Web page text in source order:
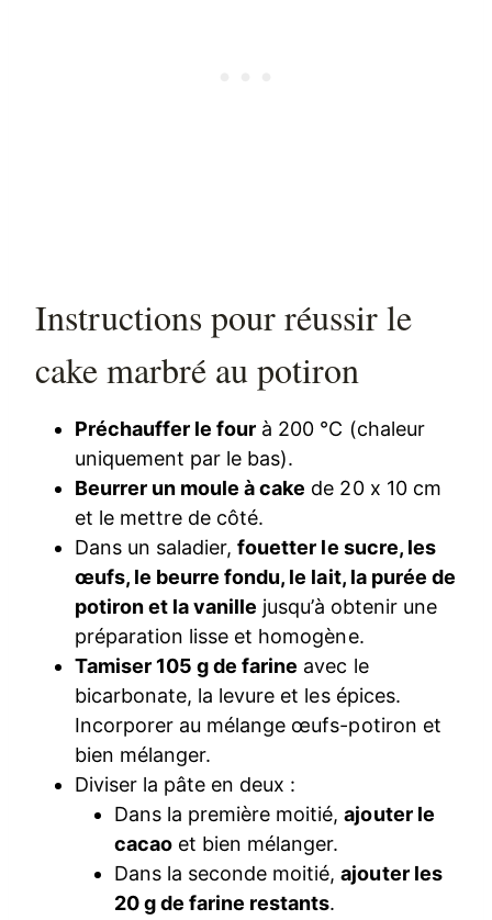
Instructions pour réussir le
cake marbré au potiron
Préchauffer le four à 200 °C (chaleur
uniquement par le bas).
Beurrer un moule à cake de 20 x 10 cm
et le mettre de côté.
Dans un saladier,fouetter le sucre, les
œufs, le beurre fondu, le lait, la purée de
potiron et la vanille jusqu’à obtenir une
préparation lisse et homogène.
Tamiser 105 g de farine avec le
bicarbonate, la levure et les épices.
Incorporer au mélange œufs-potiron et
bien mélanger.
Diviser la pâte en deux :
Dans la première moitié,ajouter le
cacao et bien mélanger.
Dans la seconde moitié,ajouter les
20 g de farine restants.